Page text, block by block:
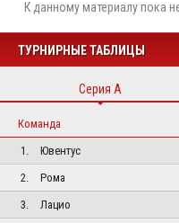
К данному материалу пока
ТУРНИРНЫЕ ТАБЛИЦЫ
Серия А
Команда
1.
Ювентус
2.
Рома
3.
Лацио